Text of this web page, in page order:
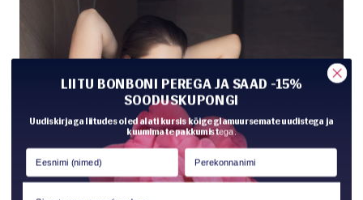
LIITU BONBONI PEREGA JA SAAD -15%
SOODUSKUPONGI
Uudiskirjaga liitudes oled alati kursis kõige glamuursemate uudistega ja
kuumimate pakkumistega.